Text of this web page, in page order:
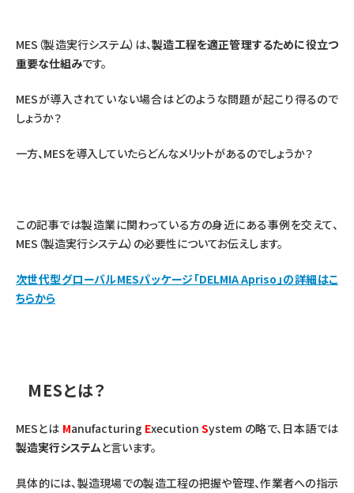
MES（製造実行システム）は、製造工程を適正管理するために役立つ
重要な仕組みです。
MESが導入されていない場合はどのような問題が起こり得るので
しょうか？
一方、MESを導入していたらどんなメリットがあるのでしょうか？
この記事では製造業に関わっている方の身近にある事例を交えて、
MES（製造実行システム）の必要性についてお伝えします。
次世代型グローバルMESパッケージ「DELMIA Apriso」の詳細はこ
ちらから
MESとは？
MESとは Manufacturing ExecutionSystem の略で、日本語では
製造実行システムと言います。
具体的には、製造現場での製造工程の把握や管理、作業者への指示